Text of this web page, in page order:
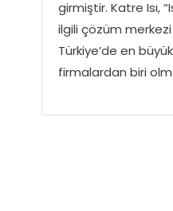
girmiştir. Katre Isı,
ilgili çözüm
Türkiye’de en
firmalardan biri